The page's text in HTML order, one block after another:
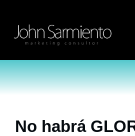
contenido
No habrá